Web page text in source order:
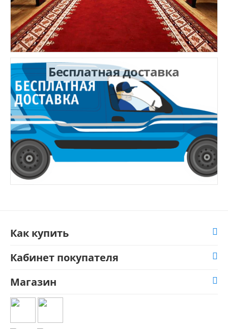
Бесплатная доставка
Как купить
Кабинет покупателя
Магазин